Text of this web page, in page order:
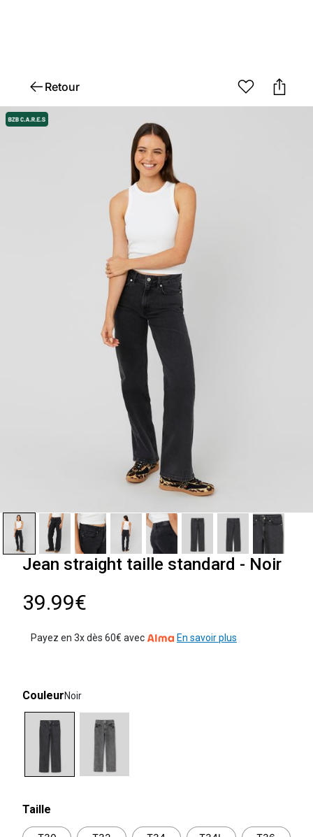
Retour
Jean straight taille standard - Noir
39.99€
Payez en 3x dès 60€ avec En savoir plus
CouleurNoir
Taille